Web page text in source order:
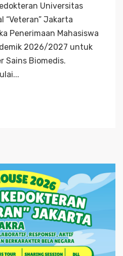
Universitas
“Veteran” Jakarta
Penerimaan Mahasiswa
2026/2027 untuk
Sains Biomedis.